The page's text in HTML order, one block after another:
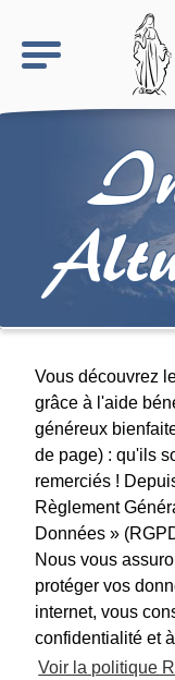
Vous découvrez
grâce à l'aide
généreux
de page) : qu'ils
remerciés !
Règlement
Données »
Nous vous
protéger vos
internet, vous
confidentialité et
Voir la politique